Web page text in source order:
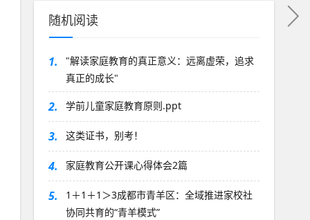
随机阅读
1.
"解读家庭教育的真正意义：远离虚荣，追求
真正的成长"
2. 学前儿童家庭教育原则.ppt
3. 这类证书，别考！
4. 家庭教育公开课心得体会2篇
5.
1＋1＋1＞3成都市青羊区：全域推进家校社
协同共育的“青羊模式”